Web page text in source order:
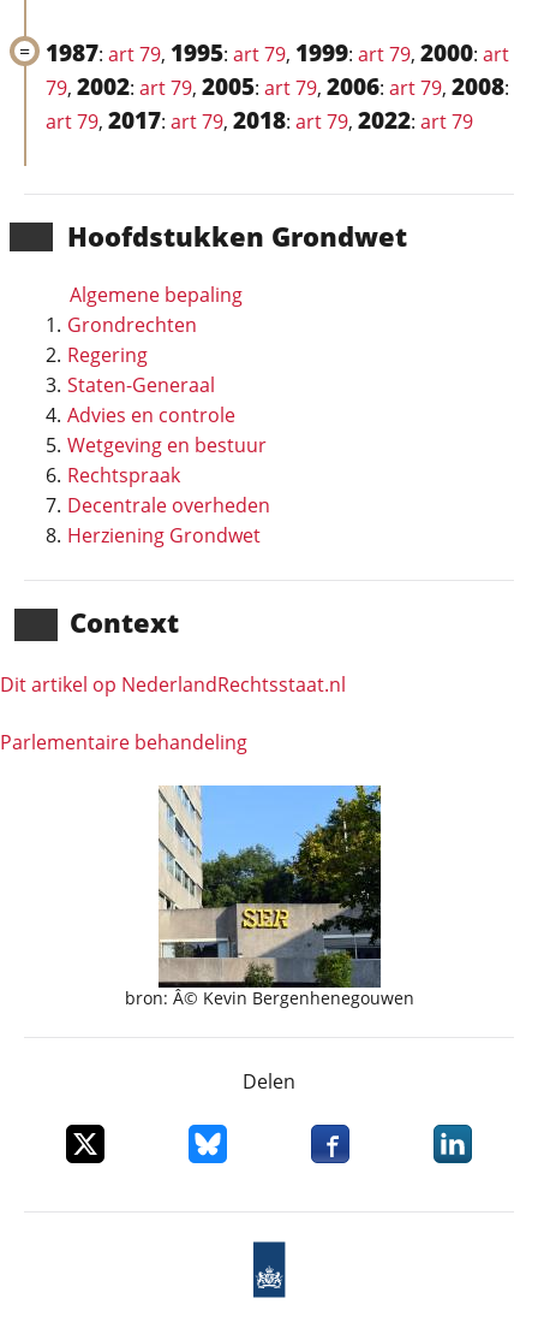
Hoofd­stukken Grondwet
Algemene bepaling
Grondrechten
Regering
Staten-Generaal
Advies en controle
Wetgeving en bestuur
Rechtspraak
Decentrale overheden
Herziening Grondwet
Context
Dit artikel op NederlandRechts­staat.nl
Parlementaire behandeling
1987: art 79, 1995: art 79, 1999: art 79, 2000: art
79, 2002: art 79, 2005: art 79, 2006: art 79, 2008:
art 79, 2017: art 79, 2018: art 79, 2022: art 79
bron: Â© Kevin Bergenhenegouwen
Delen
Deel dit item op XDeel dit item op Bluesky
Deel dit item opDeel dit